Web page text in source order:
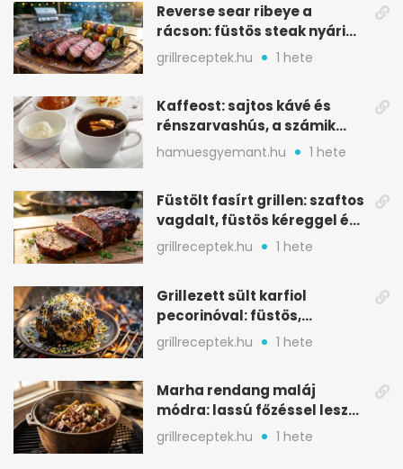
Reverse sear ribeye a
rácson: füstös steak nyári
tökkebabbal
grillreceptek.hu 1 hete
Kaffeost: sajtos kávé és
rénszarvashús, a számik
melegítő itala
hamuesgyemant.hu 1 hete
Füstölt fasírt grillen: szaftos
vagdalt, füstös kéreggel és
BBQ mázzal
grillreceptek.hu 1 hete
Grillezett sült karfiol
pecorinóval: füstös,
karamellizált nyári kedvenc
grillreceptek.hu 1 hete
Marha rendang maláj
módra: lassú főzéssel lesz
igazán szaftos
grillreceptek.hu 1 hete